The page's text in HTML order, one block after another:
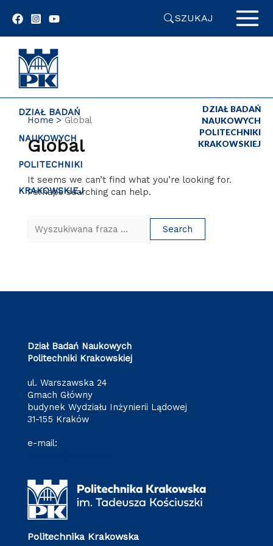
SZUKAJ
DZIAŁ BADAŃ
NAUKOWYCH
POLITECHNIKI
KRAKOWSKIEJ
DZIAŁ BADAŃ
NAUKOWYCH
POLITECHNIKI
KRAKOWSKIEJ
Home Global
Global
It seems we can’t find what you’re looking for.
Perhaps searching can help.
for:
Dział Badań Naukowych
Politechniki Krakowskiej
ul. Warszawska 24
Gmach Główny
budynek Wydziału Inżynierii Lądowej
31-155 Kraków
e-mail:
Politechnika Krakowska